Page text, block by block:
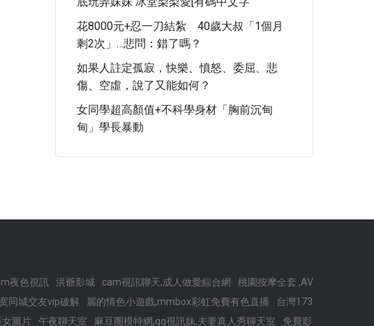
花8000元+忍一刀結紮 40歲大叔「1個月
剩2次」…悲問：錯了嗎？
如果人註定孤寂，快樂、憤怒、委屈、悲
傷、空虛，說了又能如何？
女同學超高顏值+不科學身材「胸前沉甸
甸」學長暴動
夜色視訊 洪爺影城 cam視訊聊天,成人做愛綜合網
桃園按摩全套 ,AV
同城交友vip破解 麗的情色小遊戲,mmbox彩虹免費有色直播
台灣173
圖片 午夜聊天室 麻豆圈模特網,qq視訊妹,夫妻真人秀聊天室 免費影